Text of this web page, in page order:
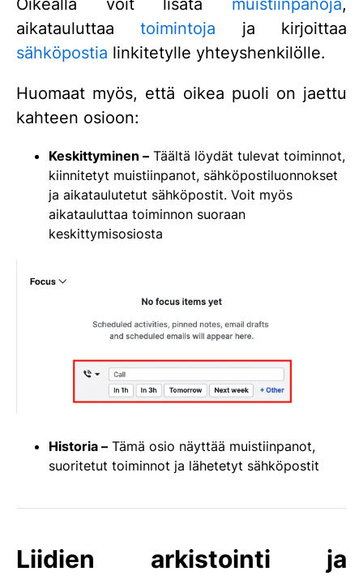
aikatauluttaatoimintoja ja kirjoittaa
sähköpostia linkitetylle yhteyshenkilölle.
Huomaat myös, että oikea puoli on jaettu
kahteen osioon:
Keskittyminen – Täältä löydät tulevat toiminnot,
kiinnitetyt muistiinpanot, sähköpostiluonnokset
ja aikataulutetut sähköpostit. Voit myös
aikatauluttaa toiminnon suoraan
keskittymisosiosta
Historia – Tämä osio näyttää muistiinpanot,
suoritetut toiminnot ja lähetetyt sähköpostit
Liidien arkistointi ja